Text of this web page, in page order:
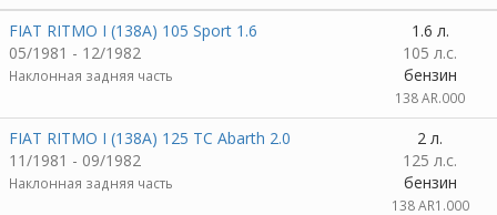
FIAT RITMO I (138A) 105 Sport 1.6
05/1981 - 12/1982
Наклонная задняя часть
1.6 л.
105 л.с.
бензин
138 AR.000
FIAT RITMO I (138A) 125 TC Abarth 2.0
11/1981 - 09/1982
Наклонная задняя часть
2 л.
125 л.с.
бензин
138 AR1.000